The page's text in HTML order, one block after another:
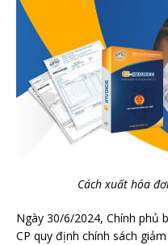
Cách xuất hóa
Ngày 30/6/2024, Chính phủ
CP quy định chính sách